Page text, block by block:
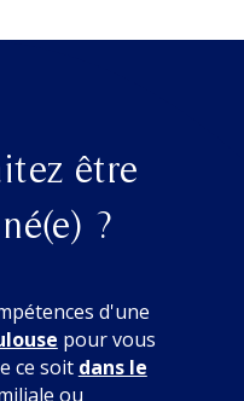
être
?
d'une
pour vous
ce soit dans le
ou